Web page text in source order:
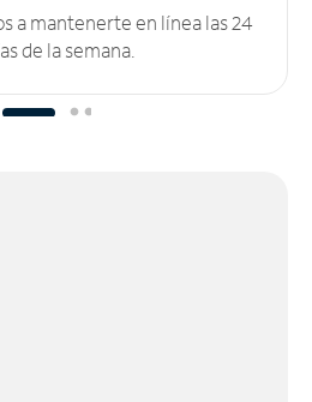
a mantenerte en línea las 24
de la semana.